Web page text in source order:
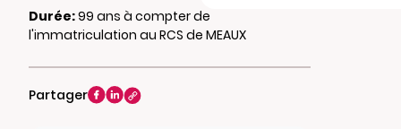
Durée:99 ans à compter de
l'immatriculation au RCS de MEAUX
Partager